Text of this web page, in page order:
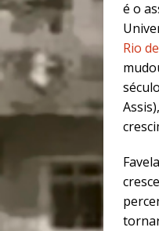
é o
Rio